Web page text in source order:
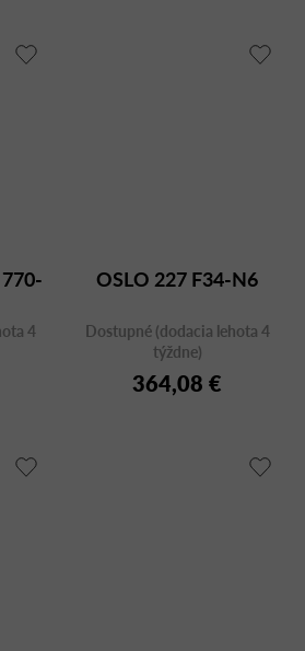
4
OSLO 227 F34-N6
Dostupné (dodacia lehota 4
týždne)
364,08 €